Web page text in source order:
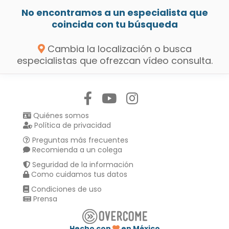
No encontramos a un especialista que
coincida con tu búsqueda
Cambia la localización o busca
especialistas que ofrezcan vídeo consulta.
Quiénes somos
Política de privacidad
Preguntas más frecuentes
Recomienda a un colega
Seguridad de la información
Como cuidamos tus datos
Condiciones de uso
Prensa